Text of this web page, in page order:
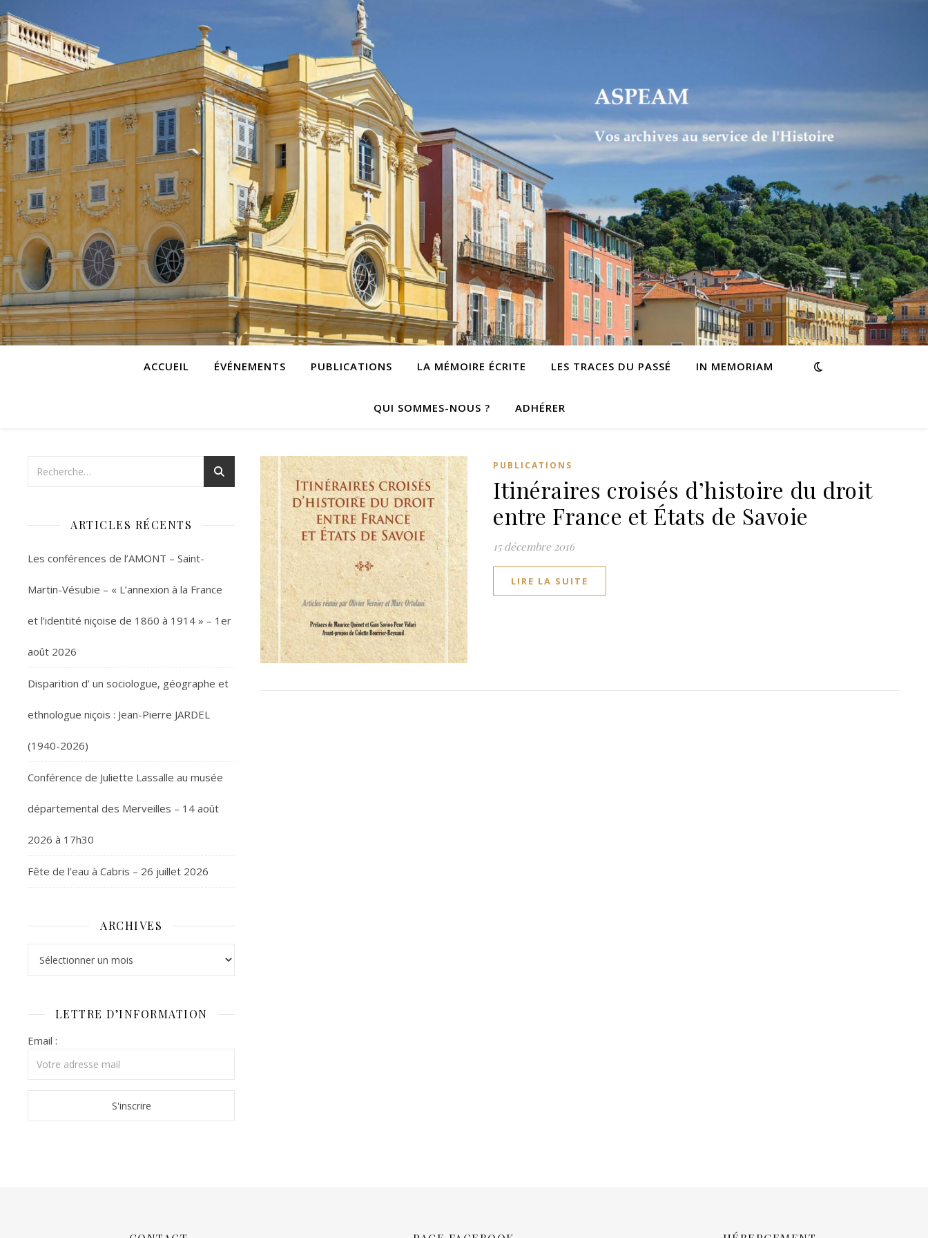
ACCUEIL ÉVÉNEMENTS PUBLICATIONS LA MÉMOIRE ÉCRITE LES TRACES DU PASSÉ IN MEMORIAM
QUI SOMMES-NOUS ? ADHÉRER
ARTICLES RÉCENTS
Les conférences de l’AMONT – Saint-
Martin-Vésubie – « L’annexion à la France
et l’identité niçoise de 1860 à 1914 » – 1er
août 2026
Disparition d’ un sociologue, géographe et
ethnologue niçois : Jean-Pierre JARDEL
(1940-2026)
Conférence de Juliette Lassalle au musée
départemental des Merveilles – 14 août
2026 à 17h30
Fête de l’eau à Cabris – 26 juillet 2026
ARCHIVES
LETTRE D’INFORMATION
Email :
PUBLICATIONS
Itinéraires croisés d’histoire du droit
entre France et États de Savoie
15 décembre 2016
LIRE LA SUITE